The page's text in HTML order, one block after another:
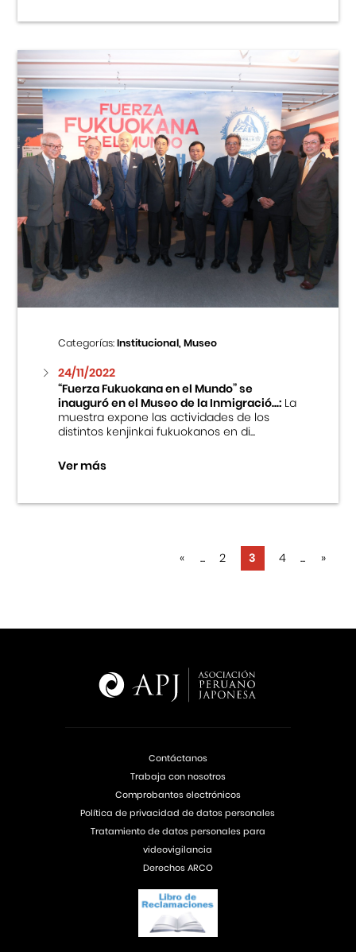
Categorías:Institucional, Museo
24/11/2022
“Fuerza Fukuokana en el Mundo” se
inauguró en el Museo de la Inmigració...:La
muestra expone las actividades de los
distintos kenjinkai fukuokanos en di...
Ver más
« ... 2 3 4 ... »
Contáctanos
Trabaja con nosotros
Comprobantes electrónicos
Política de privacidad de datos personales
Tratamiento de datos personales para
videovigilancia
Derechos ARCO